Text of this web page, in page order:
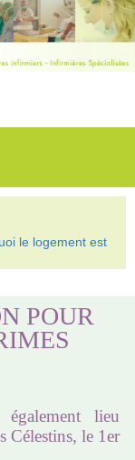
le logement est
POUR
lieu
Célestins, le 1er